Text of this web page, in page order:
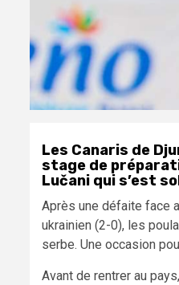
Les Canaris de
stage de
Lučani qui s’est
Après une défaite face
ukrainien (2-0), les
serbe. Une occasion
Avant de rentrer au